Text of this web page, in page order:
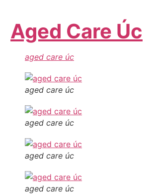
Aged Care Úc
aged care úc
aged care úc
aged care úc
aged care úc
aged care úc